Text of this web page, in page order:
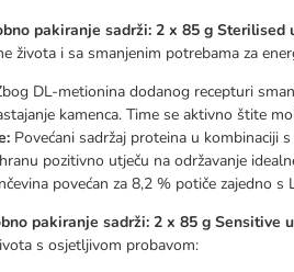
pakiranje sadrži: 2 x 85 g Sterilised
života i sa smanjenim potrebama za
DL-metionina dodanog recepturi
kamenca. Time se aktivno štite
Povećani sadržaj proteina u kombinaciji
pozitivno utječu na održavanje
povećan za 8,2 % potiče zajedno
pakiranje sadrži: 2 x 85 g Sensitive
s osjetljivom probavom: